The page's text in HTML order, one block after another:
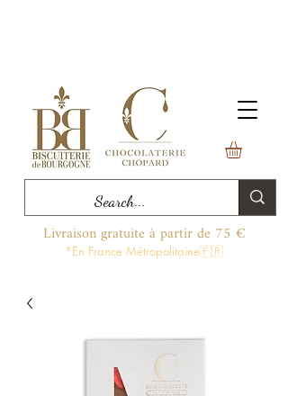
Livraison gratuite à partir de 75 €
*En France Métropolitaine🇫🇷